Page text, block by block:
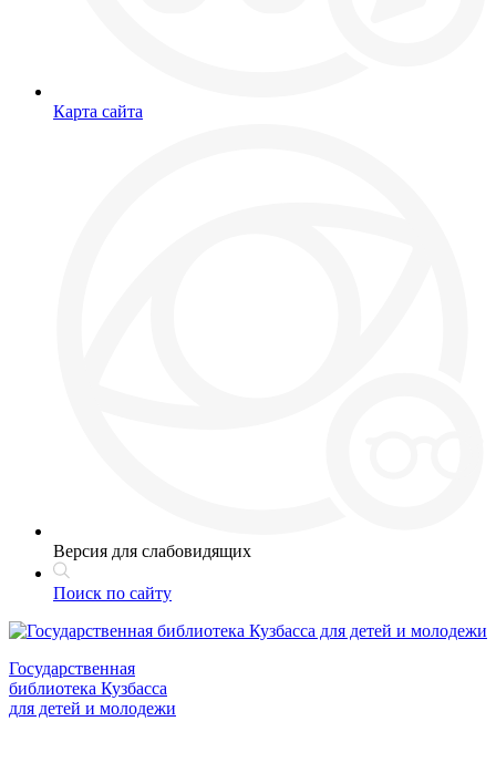
Карта сайта
Версия для слабовидящих
Поиск по сайту
Государственная
библиотека Кузбасса
для детей и молодежи